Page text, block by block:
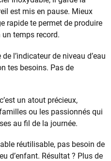
est mis en pause. Mieux
rapide te permet de produire
temps record.
l’indicateur de niveau d’eau
tes besoins. Pas de
un atout précieux,
ou les passionnés qui
au fil de la journée.
réutilisable, pas besoin de
d’enfant. Résultat ? Plus de